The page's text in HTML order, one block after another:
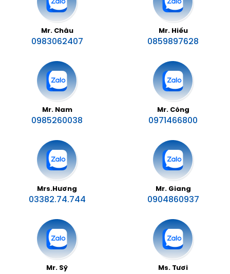
Mr. Châu
0983062407
Mr. Hiếu
0859897628
Mr. Nam
0985260038
Mr. Công
0971466800
Mrs.Hương
03382.74.744
Mr. Giang
0904860937
Mr. Sỹ Ms. Tươi